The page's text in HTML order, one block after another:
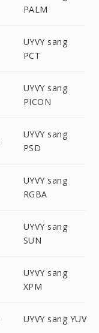
PALM
UYVY sang
PCT
UYVY sang
PICON
UYVY sang
PSD
UYVY sang
RGBA
UYVY sang
SUN
UYVY sang
XPM
UYVY sang YUV